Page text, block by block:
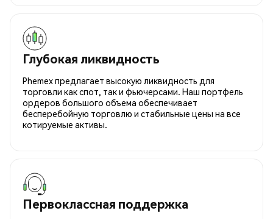
Глубокая ликвидность
Phemex предлагает высокую ликвидность для
торговли как спот, так и фьючерсами. Наш портфель
ордеров большого объема обеспечивает
бесперебойную торговлю и стабильные цены на все
котируемые активы.
Первоклассная поддержка